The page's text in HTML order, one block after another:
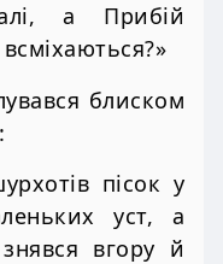
а Прибій
блиском
пісок у
уст, а
вгору й